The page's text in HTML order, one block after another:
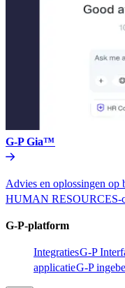
G-P Gia™​​
Advies en oplossingen op
HUMAN RESOURCES-
G-P-platform​​
Integraties​​G-P
applicatie​​G-P